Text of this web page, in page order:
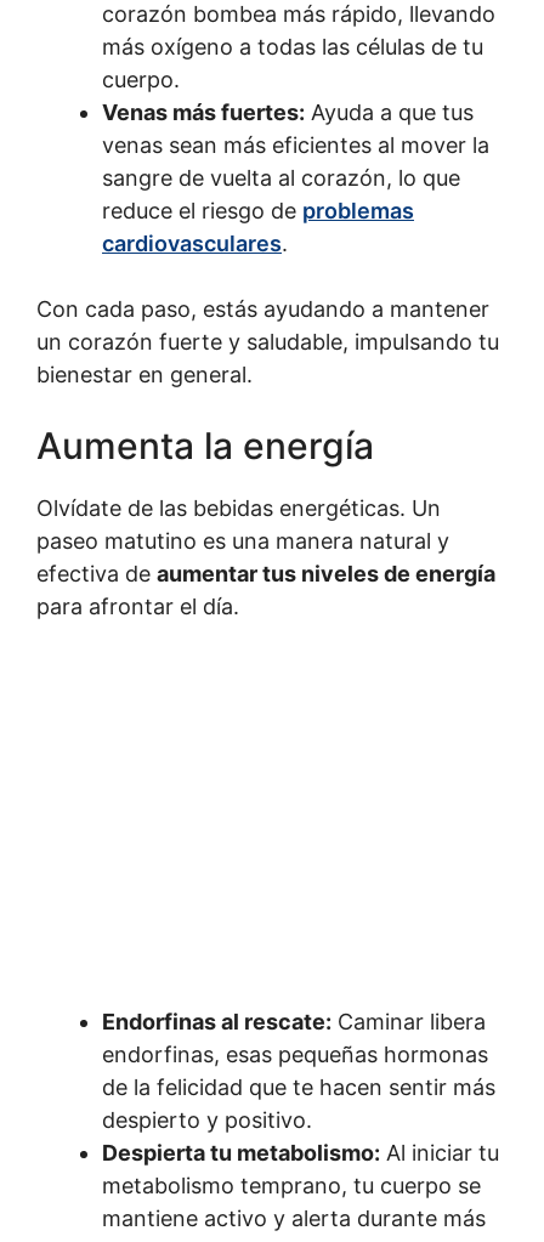
corazón bombea más rápido, llevando
más oxígeno a todas las células de tu
cuerpo.
Venas más fuertes: Ayuda a que tus
venas sean más eficientes al mover la
sangre de vuelta al corazón, lo que
reduce el riesgo de problemas
cardiovasculares.
Con cada paso, estás ayudando a mantener
un corazón fuerte y saludable, impulsando tu
bienestar en general.
Aumenta la energía
Olvídate de las bebidas energéticas. Un
paseo matutino es una manera natural y
efectiva de aumentar tus niveles de energía
para afrontar el día.
Endorfinas al rescate: Caminar libera
endorfinas, esas pequeñas hormonas
de la felicidad que te hacen sentir más
despierto y positivo.
Despierta tu metabolismo: Al iniciar tu
metabolismo temprano, tu cuerpo se
mantiene activo y alerta durante más